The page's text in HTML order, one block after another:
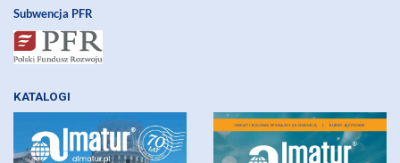
Subwencja PFR
KATALOGI